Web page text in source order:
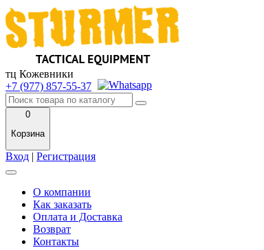
тц Кожевники
+7 (977) 857-55-37
0
Корзина
Вход | Регистрация
О компании
Как заказать
Оплата и Доставка
Возврат
Контакты